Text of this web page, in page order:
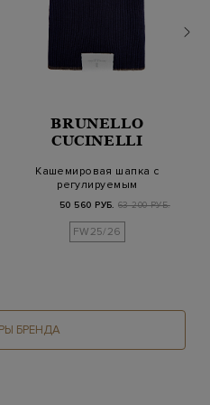
BRUNELLO
CUCINELLI
Кашемировая шапка с
регулируемым
контрастным
отворотом
50 560 РУБ. 63 200 РУБ.
FW25/26
БРЕНДА